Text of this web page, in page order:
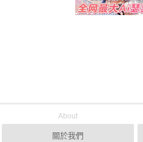
About
關於我們